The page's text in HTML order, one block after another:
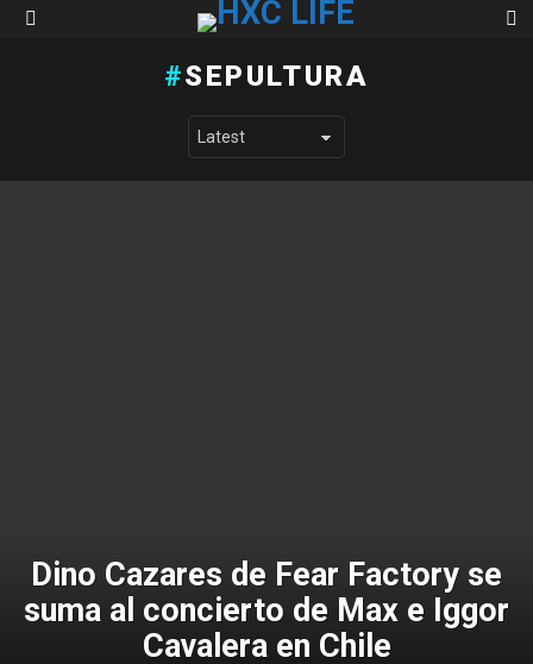
SEPULTURA
Dino Cazares de Fear Factory se
suma al concierto de Max e Iggor
Cavalera en Chile